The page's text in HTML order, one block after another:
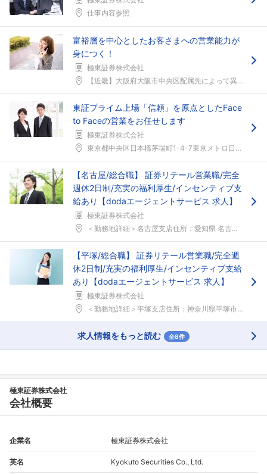
仕事内容参照
富裕層を中心としたお客さまへの営業能力が
身につく！
極東証券株式会社
【近畿】大阪府大阪市中央区配属先によって異なる
東証プライム上場「信頼」を原点としたFace
to Faceの営業をお任せします
極東証券株式会社
東京都中央区日本橋茅場町1-4-7東京メトロ日比谷...
【名古屋/総合職】 証券リテール営業職/完全
週休2日制/充実の福利厚生/インセンティブ支
給あり【dodaエージェントサービス 求人】
極東証券株式会社
＜勤務地詳細＞名古屋支店住所：愛知県 名古屋市東区...
【平塚/総合職】 証券リテール営業職/完全週
休2日制/充実の福利厚生/インセンティブ支給
あり【dodaエージェントサービス 求人】
極東証券株式会社
＜勤務地詳細＞平塚支店住所：神奈川県平塚市宝町3&...
求人情報をもっと読む 全8件
極東証券株式会社
会社概要
企業名 極東証券株式会社
英名 Kyokuto Securities Co., Ltd.